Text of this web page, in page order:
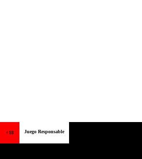
+18 Juego Responsable